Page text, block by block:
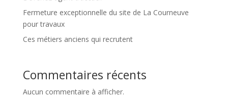
Fermeture exceptionnelle du site de La Courneuve
pour travaux
Ces métiers anciens qui recrutent
Commentaires récents
Aucun commentaire à afficher.